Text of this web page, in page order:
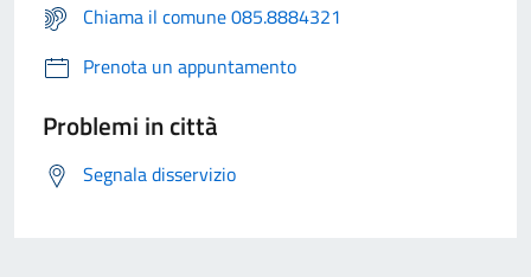
Chiama il comune 085.8884321
Prenota un appuntamento
Problemi in città
Segnala disservizio